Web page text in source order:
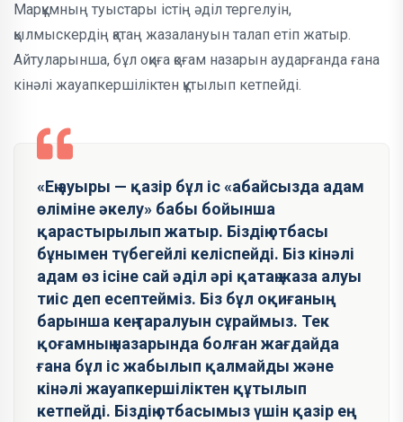
Марқұмның туыстары істің әділ тергелуін,
қылмыскердің қатаң жазалануын талап етіп жатыр.
Айтуларынша, бұл оқиға қоғам назарын аударғанда ғана
кінәлі жауапкершіліктен құтылып кетпейді.
«Ең ауыры — қазір бұл іс «абайсызда адам
өліміне әкелу» бабы бойынша
қарастырылып жатыр. Біздің отбасы
бұнымен түбегейлі келіспейді. Біз кінәлі
адам өз ісіне сай әділ әрі қатаң жаза алуы
тиіс деп есептейміз. Біз бұл оқиғаның
барынша кең таралуын сұраймыз. Тек
қоғамның назарында болған жағдайда
ғана бұл іс жабылып қалмайды және
кінәлі жауапкершіліктен құтылып
кетпейді. Біздің отбасымыз үшін қазір ең